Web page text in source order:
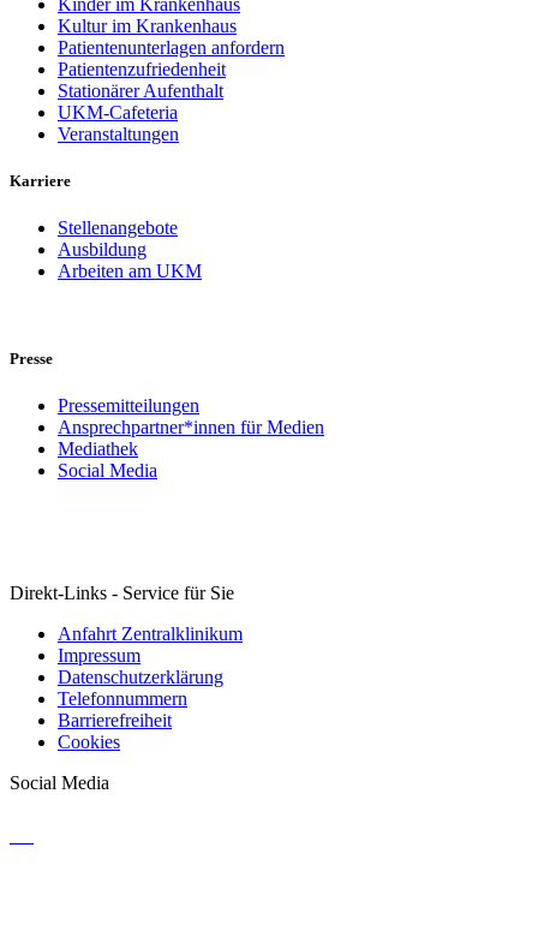
Kultur im Krankenhaus
Patientenunterlagen anfordern
Patientenzufriedenheit
Stationärer Aufenthalt
UKM-Cafeteria
Veranstaltungen
Karriere
Stellenangebote
Ausbildung
Arbeiten am UKM
Presse
Pressemitteilungen
Ansprechpartner*innen für Medien
Mediathek
Social Media
Direkt-Links - Service für Sie
Anfahrt Zentralklinikum
Impressum
Datenschutzerklärung
Telefonnummern
Barrierefreiheit
Cookies
Social Media